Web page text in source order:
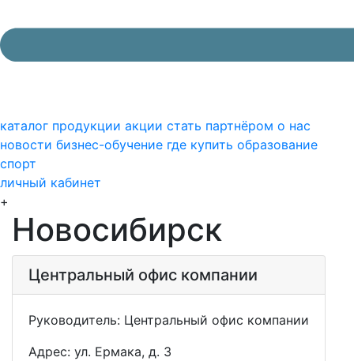
каталог продукции акции стать партнёром о нас
новости бизнес-обучение где купить образование
спорт
личный кабинет
+
Новосибирск
Центральный офис компании
Руководитель: Центральный офис компании
Адрес: ул. Ермака, д. 3